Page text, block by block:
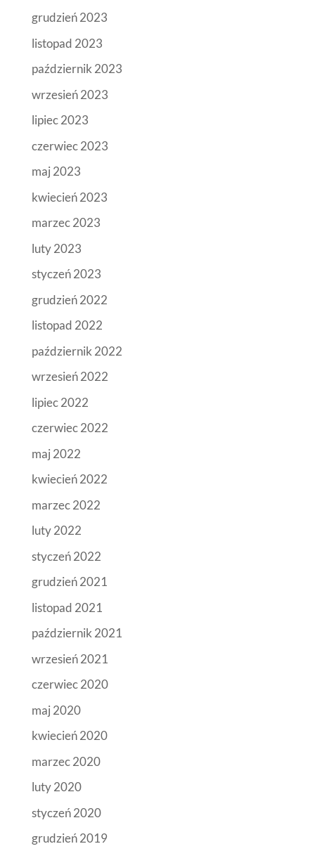
grudzień 2023
listopad 2023
październik 2023
wrzesień 2023
lipiec 2023
czerwiec 2023
maj 2023
kwiecień 2023
marzec 2023
luty 2023
styczeń 2023
grudzień 2022
listopad 2022
październik 2022
wrzesień 2022
lipiec 2022
czerwiec 2022
maj 2022
kwiecień 2022
marzec 2022
luty 2022
styczeń 2022
grudzień 2021
listopad 2021
październik 2021
wrzesień 2021
czerwiec 2020
maj 2020
kwiecień 2020
marzec 2020
luty 2020
styczeń 2020
grudzień 2019